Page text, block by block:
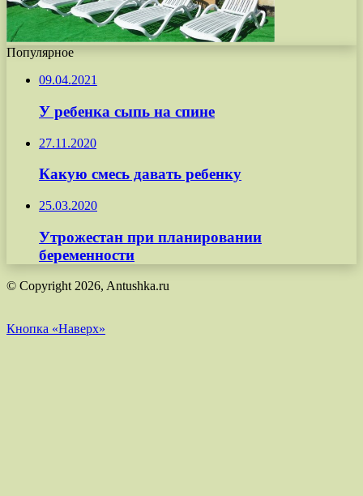
Популярное
09.04.2021
У ребенка сыпь на спине
27.11.2020
Какую смесь давать ребенку
25.03.2020
Утрожестан при планировании
беременности
© Copyright 2026, Antushka.ru
Кнопка «Наверх»